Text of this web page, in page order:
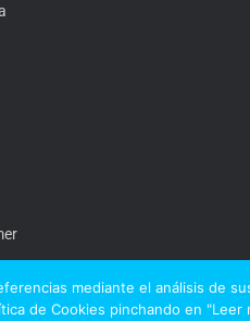
mediante el análisis de
de Cookies pinchando en "Leer